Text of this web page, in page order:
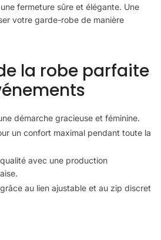
fermeture sûre et élégante. Une
votre garde-robe de manière
la robe parfaite
démarche gracieuse et féminine.
un confort maximal pendant toute la
avec une production
au lien ajustable et au zip discret